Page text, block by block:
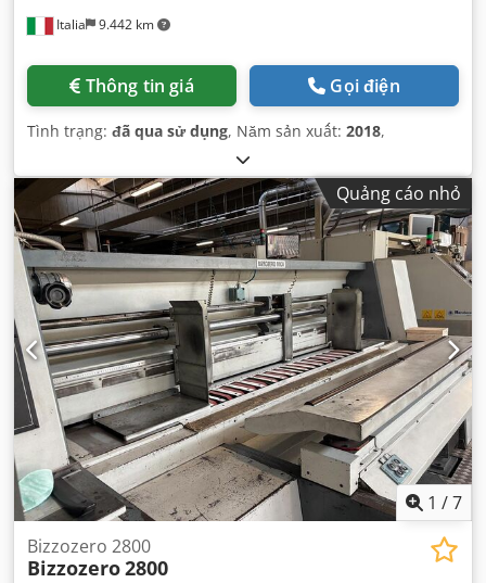
Italia 9.442 km
Thông tin giá Gọi điện
Tình trạng: đã qua sử dụng, Năm sản xuất: 2018,
Quảng cáo nhỏ
1 /7
Bizzozero 2800
Bizzozero2800